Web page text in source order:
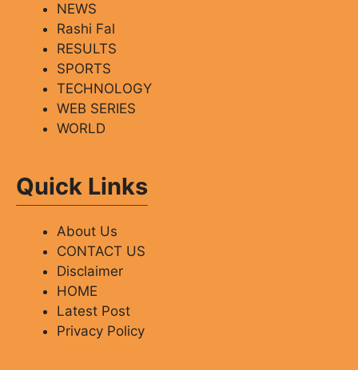
NEWS
Rashi Fal
RESULTS
SPORTS
TECHNOLOGY
WEB SERIES
WORLD
Quick Links
About Us
CONTACT US
Disclaimer
HOME
Latest Post
Privacy Policy